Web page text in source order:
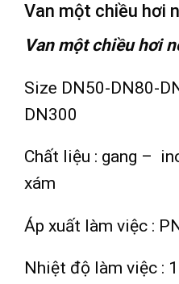
Van một chiều hơi
Van một chiều hơi
Size DN50-DN80-
DN300
Chất liệu : gang –
xám
Áp xuất làm việc :
Nhiệt độ làm việc :